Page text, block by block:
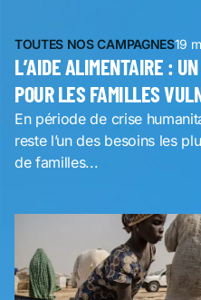
TOUTES NOS CAMPAGNES19
L’AIDE ALIMENTAIRE :
POUR LES FAMILLES
En période de crise
reste l’un des besoins les
de familles...